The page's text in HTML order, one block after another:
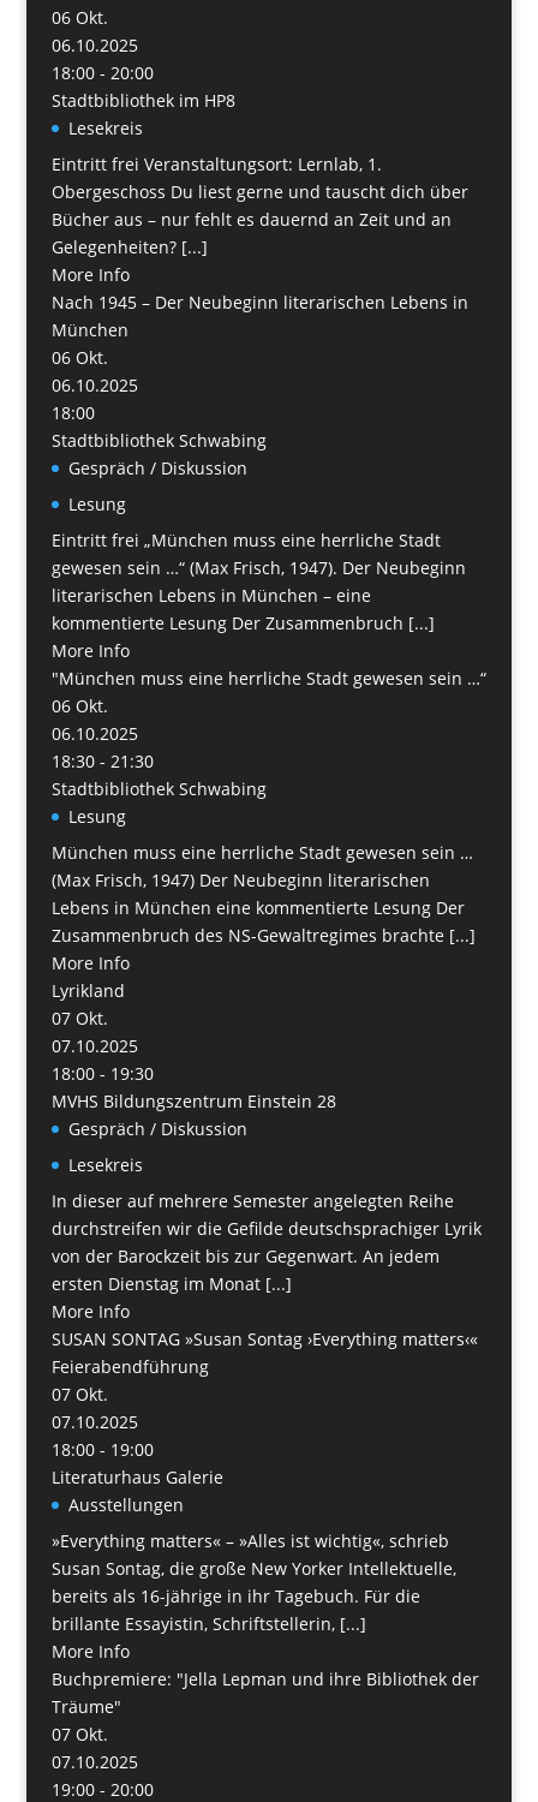
06 Okt.
06.10.2025
18:00 - 20:00
Stadtbibliothek im HP8
Lesekreis
Eintritt frei Veranstaltungsort: Lernlab, 1.
Obergeschoss Du liest gerne und tauscht dich über
Bücher aus – nur fehlt es dauernd an Zeit und an
Gelegenheiten? [...]
More Info
Nach 1945 – Der Neubeginn literarischen Lebens in
München
06 Okt.
06.10.2025
18:00
Stadtbibliothek Schwabing
Gespräch / Diskussion
Lesung
Eintritt frei „München muss eine herrliche Stadt
gewesen sein …“ (Max Frisch, 1947). Der Neubeginn
literarischen Lebens in München – eine
kommentierte Lesung Der Zusammenbruch [...]
More Info
"München muss eine herrliche Stadt gewesen sein …“
06 Okt.
06.10.2025
18:30 - 21:30
Stadtbibliothek Schwabing
Lesung
München muss eine herrliche Stadt gewesen sein …
(Max Frisch, 1947) Der Neubeginn literarischen
Lebens in München eine kommentierte Lesung Der
Zusammenbruch des NS-Gewaltregimes brachte [...]
More Info
Lyrikland
07 Okt.
07.10.2025
18:00 - 19:30
MVHS Bildungszentrum Einstein 28
Gespräch / Diskussion
Lesekreis
In dieser auf mehrere Semester angelegten Reihe
durchstreifen wir die Gefilde deutschsprachiger Lyrik
von der Barockzeit bis zur Gegenwart. An jedem
ersten Dienstag im Monat [...]
More Info
SUSAN SONTAG »Susan Sontag ›Everything matters‹«
Feierabendführung
07 Okt.
07.10.2025
18:00 - 19:00
Literaturhaus Galerie
Ausstellungen
»Everything matters« – »Alles ist wichtig«, schrieb
Susan Sontag, die große New Yorker Intellektuelle,
bereits als 16-jährige in ihr Tagebuch. Für die
brillante Essayistin, Schriftstellerin, [...]
More Info
Buchpremiere: "Jella Lepman und ihre Bibliothek der
Träume"
07 Okt.
07.10.2025
19:00 - 20:00